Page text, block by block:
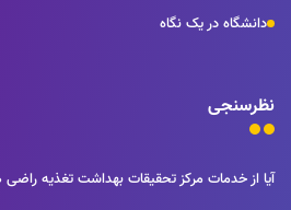
دانشگاه در یک نگاه
نظرسنجی
آیا از خدمات مرکز تحقیقات بهداشت تغذیه